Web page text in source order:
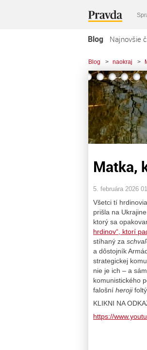
Blog Najnovšie
Blog > naokraj >
Matka,
5. februára 2026
Všetci tí
prišla na
ktorý sa
hrdinov“, ktorí
stíhaný za
a dôstojník
strategickej
nie je ich – a
komunistického
falošní heroji
KLIKNI NA
https://